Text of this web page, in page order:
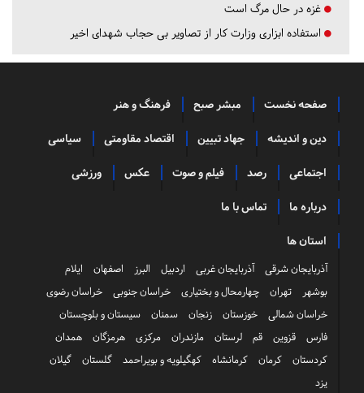
غزه در حال مرگ است
استفاده ابزاری وزارت کار از تصاویر بی حجاب شهدای اخیر
صفحه نخست مبشر صبح فرهنگ و هنر
دین و اندیشه جهاد تبیین اقتصاد مقاومتی سیاسی
اجتماعی رصد فیلم و صوت عکس ورزشی
درباره ما تماس با ما
استان ها
آذربایجان شرقی آذربایجان غربی اردبیل البرز اصفهان
ایلام
بوشهر
تهران چهارمحال و بختیاری خراسان جنوبی
خراسان رضوی
خراسان شمالی
خوزستان زنجان سمنان
سیستان و بلوچستان
فارس
قزوین قم لرستان مازندران مرکزی هرمزگان
همدان
کردستان
کرمان کرمانشاه کهگیلویه و بویراحمد گلستان
گیلان
یزد